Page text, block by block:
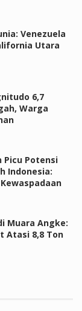
Venezuela
Utara
6,7
Warga
Picu Potensi
Indonesia:
Muara Angke:
Atasi 8,8 Ton